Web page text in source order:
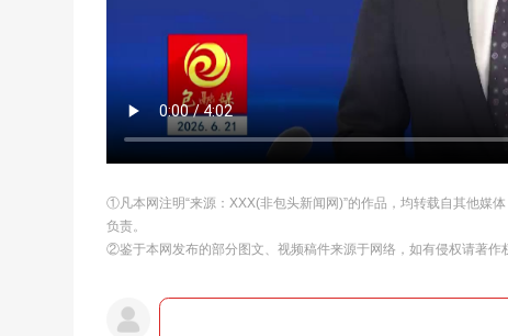
①凡本网注明“来源：XXX(非包头新闻网)”的作品，均转载自其他媒
负责。
②鉴于本网发布的部分图文、视频稿件来源于网络，如有侵权请著作